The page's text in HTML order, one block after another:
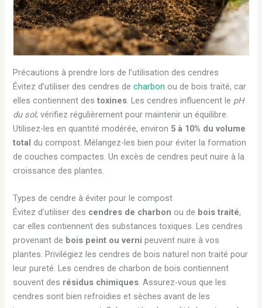
Précautions à prendre lors de l’utilisation des cendres
Évitez d’utiliser des cendres decharbon ou de bois traité, car
elles contiennent destoxines. Les cendres influencent le pH
du sol; vérifiez régulièrement pour maintenir un équilibre.
Utilisez-les en quantité modérée, environ 5 à 10% du volume
total du compost. Mélangez-les bien pour éviter la formation
de couches compactes. Un excès de cendres peut nuire à la
croissance des plantes.
Types de cendre à éviter pour le compost
Évitez d’utiliser des cendres de charbon ou de bois traité,
car elles contiennent des substances toxiques. Les cendres
provenant de bois peint ou verni peuvent nuire à vos
plantes. Privilégiez les cendres de bois naturel non traité pour
leur pureté. Les cendres de charbon de bois contiennent
souvent des résidus chimiques. Assurez-vous que les
cendres sont bien refroidies et sèches avant de les